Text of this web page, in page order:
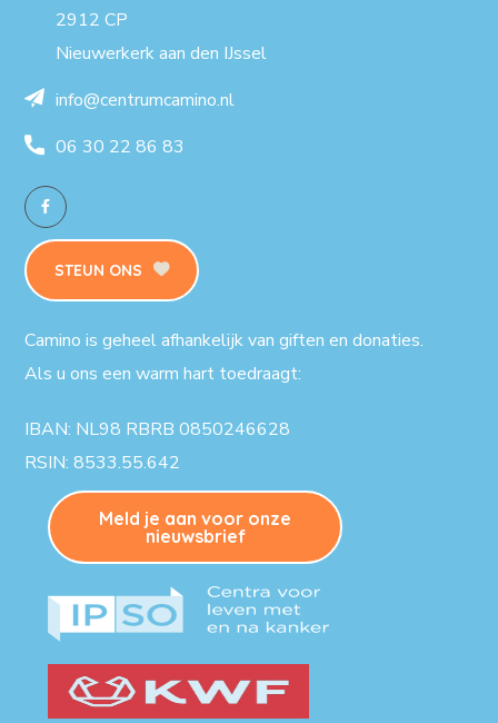
2912 CP
Nieuwerkerk aan den IJssel
info@centrumcamino.nl
06 30 22 86 83
STEUN ONS
Camino is geheel afhankelijk van giften en donaties.
Als u ons een warm hart toedraagt:
IBAN: NL98 RBRB 0850246628
RSIN: 8533.55.642
Meld je aan voor onze
nieuwsbrief